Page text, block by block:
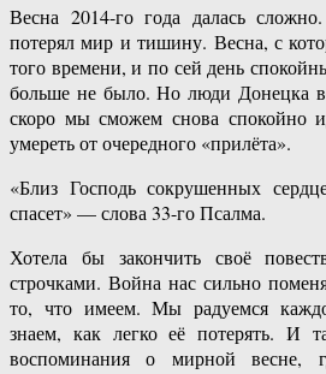
Весна 2014-го года далась
потерял мир и тишину. Весна, с
того времени, и по сей день
больше не было. Но люди Донецка
скоро мы сможем снова спокойно
умереть от очередного «прилёта».
«Близ Господь сокрушенных
спасет» — слова 33-го Псалма.
Хотела бы закончить своё
строчками. Война нас сильно
то, что имеем. Мы радуемся
знаем, как легко её потерять. И
воспоминания о мирной